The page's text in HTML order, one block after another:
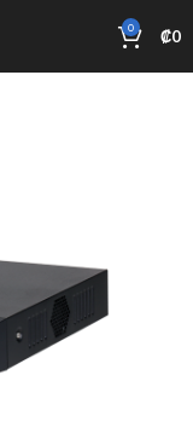
0 ₡0